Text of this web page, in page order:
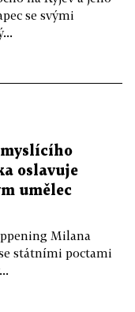
se svými
oslavuje
umělec
Milana
státními poctami